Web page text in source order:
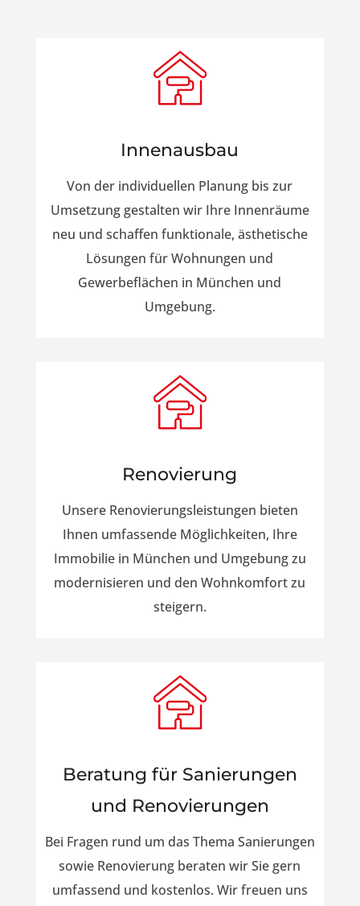
Innenausbau
Von der individuellen Planung bis zur
Umsetzung gestalten wir Ihre Innenräume
neu und schaffen funktionale, ästhetische
Lösungen für Wohnungen und
Gewerbeflächen in München und
Umgebung.
Renovierung
Unsere Renovierungsleistungen bieten
Ihnen umfassende Möglichkeiten, Ihre
Immobilie in München und Umgebung zu
modernisieren und den Wohnkomfort zu
steigern.
Beratung für Sanierungen
und Renovierungen
Bei Fragen rund um das Thema Sanierungen
sowie Renovierung beraten wir Sie gern
umfassend und kostenlos. Wir freuen uns